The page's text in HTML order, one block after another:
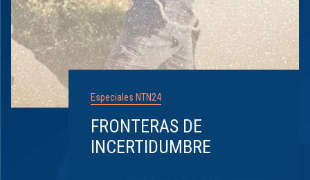
Especiales NTN24
FRONTERAS DE
INCERTIDUMBRE